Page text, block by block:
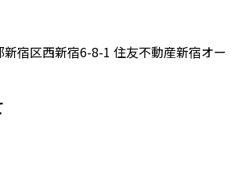
宿区西新宿6-8-1 住友不動産新宿オー